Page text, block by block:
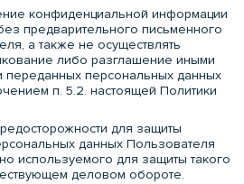
конфиденциальной информации
предварительного письменного
а также не осуществлять
либо разглашение иными
персональных данных
п. 5.2. настоящей Политики
для защиты
данных Пользователя
используемого для защиты такого
деловом обороте.